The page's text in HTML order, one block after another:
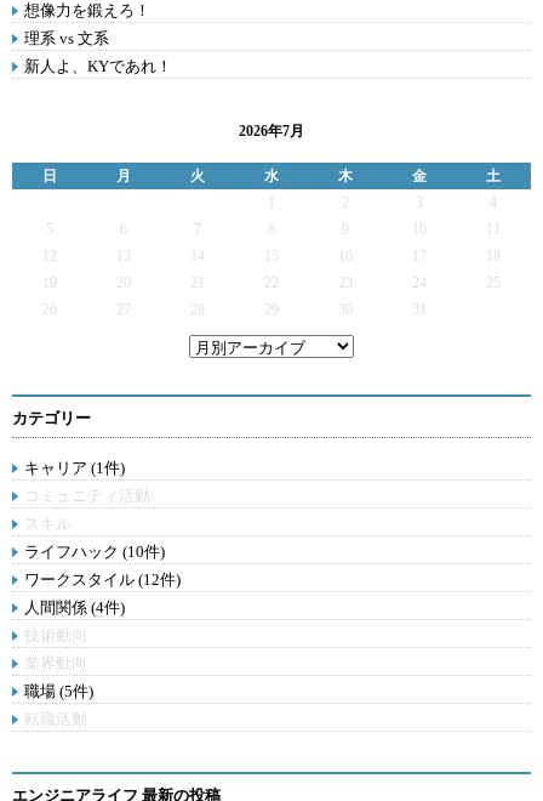
想像力を鍛えろ！
理系 vs 文系
新人よ、KYであれ！
2026年7月
日 月 火 水 木 金
土
2 3
4
5
6 7 9
12
13 14 15 16 17
19
20 21 22 23 24
25
26
27 28 29 30 31
カテゴリー
キャリア (1件)
コミュニティ活動
スキル
ライフハック (10件)
ワークスタイル (12件)
人間関係 (4件)
技術動向
業界動向
職場 (5件)
転職活動
エンジニアライフ 最新の投稿